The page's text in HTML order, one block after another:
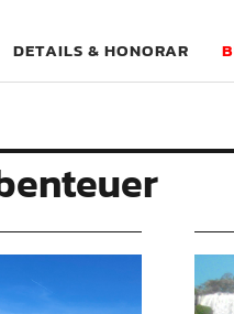
AUSSERGEWÖHNLICHER
DETAILS & HONORAR